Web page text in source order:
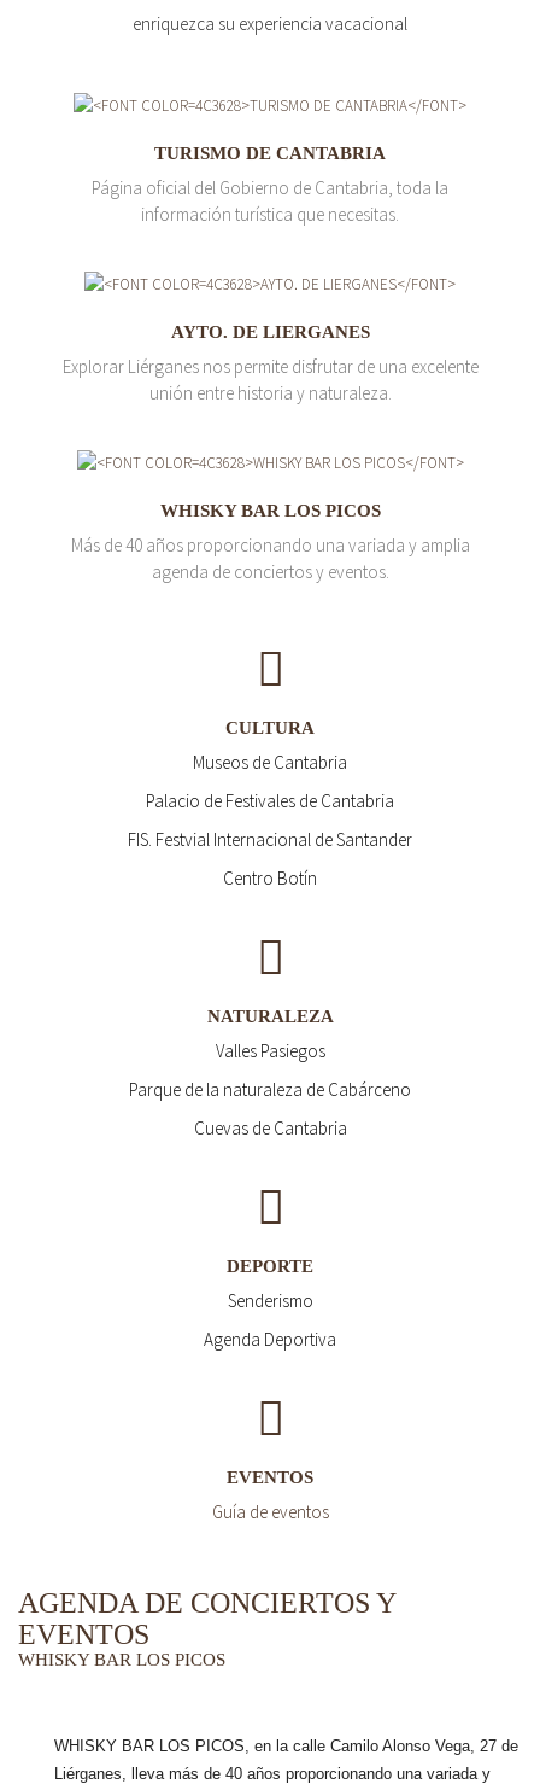
enriquezca su experiencia vacacional
TURISMO DE CANTABRIA
Página oficial del Gobierno de Cantabria, toda la
información turística que necesitas.
AYTO. DE LIERGANES
Explorar Liérganes nos permite disfrutar de una excelente
unión entre historia y naturaleza.
WHISKY BAR LOS PICOS
Más de 40 años proporcionando una variada y amplia
agenda de conciertos y eventos.
CULTURA
Museos de Cantabria
Palacio de Festivales de Cantabria
FIS. Festvial Internacional de Santander
Centro Botín
NATURALEZA
Valles Pasiegos
Parque de la naturaleza de Cabárceno
Cuevas de Cantabria
DEPORTE
Senderismo
Agenda Deportiva
EVENTOS
Guía de eventos
AGENDA DE CONCIERTOS Y
EVENTOS
WHISKY BAR LOS PICOS
WHISKY BAR LOS PICOS, en la calle Camilo Alonso Vega, 27 de
Liérganes, lleva más de 40 años proporcionando una variada y